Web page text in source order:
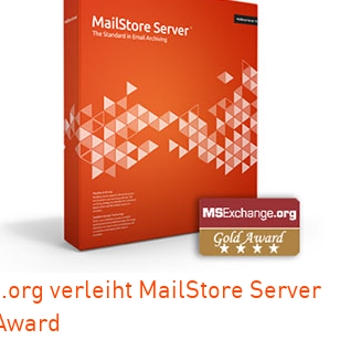
verleiht MailStore Server